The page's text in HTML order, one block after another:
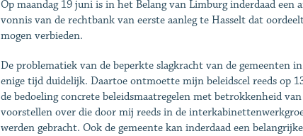
Op maandag 19 juni is in het Belang van Limburg inderdaad
vonnis van de rechtbank van eerste aanleg te Hasselt dat
mogen verbieden.
De problematiek van de beperkte slagkracht van de gemeenten
enige tijd duidelijk. Daartoe ontmoette mijn beleidscel reeds op
de bedoeling concrete beleidsmaatregelen met betrokkenheid
voorstellen over die door mij reeds in de
werden gebracht. Ook de gemeente kan inderdaad een